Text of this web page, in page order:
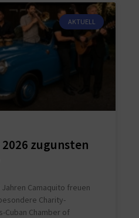
AKTUELL
zugunsten
Camaquito freuen
Charity-
Cuban Chamber of